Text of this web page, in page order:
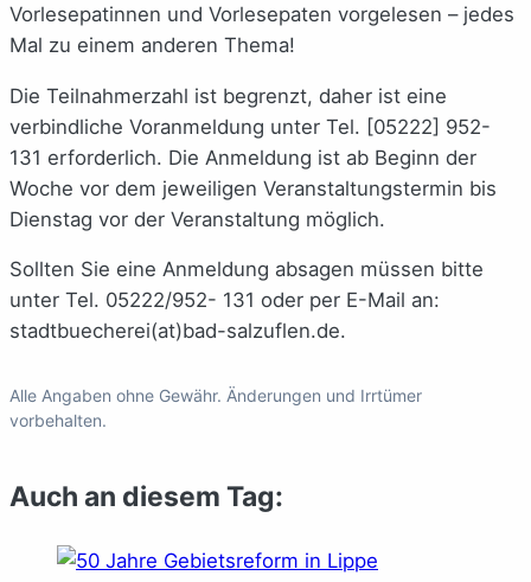
Vorlesepatinnen und Vorlesepaten vorgelesen – jedes
Mal zu einem anderen Thema!
Die Teilnahmerzahl ist begrenzt, daher ist eine
verbindliche Voranmeldung unter Tel. [05222] 952-
131 erforderlich. Die Anmeldung ist ab Beginn der
Woche vor dem jeweiligen Veranstaltungstermin bis
Dienstag vor der Veranstaltung möglich.
Sollten Sie eine Anmeldung absagen müssen bitte
unter Tel. 05222/952- 131 oder per E-Mail an:
stadtbuecherei(at)bad-salzuflen.de.
Alle Angaben ohne Gewähr. Änderungen und Irrtümer
vorbehalten.
Auch an diesem Tag: